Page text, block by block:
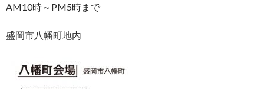
AM10時～PM5時まで
盛岡市八幡町地内